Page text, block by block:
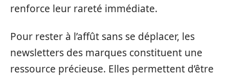
renforce leur rareté immédiate.
Pour rester à l’affût sans se déplacer, les
newsletters des marques constituent une
ressource précieuse. Elles permettent d’être